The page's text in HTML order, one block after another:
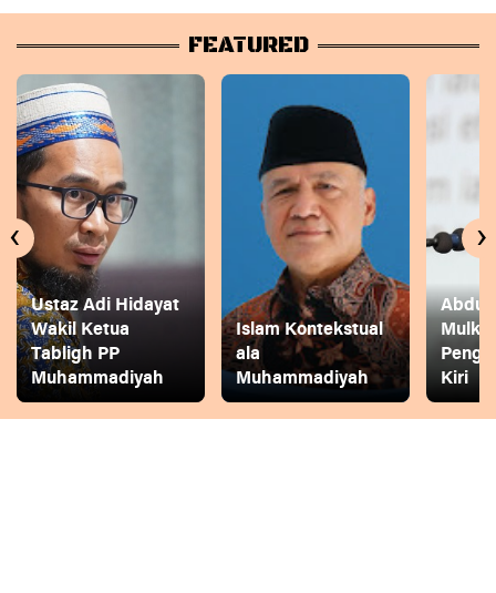
FEATURED
Ustaz Adi Hidayat
Wakil Ketua
Tabligh PP
Muhammadiyah
Islam Kontekstual
ala
Muhammadiyah
Abdul
Kiri
‹ ›